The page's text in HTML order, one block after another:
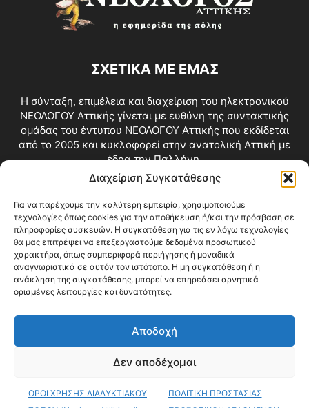
Διαχείριση Συγκατάθεσης
Για να παρέχουμε την καλύτερη εμπειρία, χρησιμοποιούμε
τεχνολογίες όπως cookies για την αποθήκευση ή/και την πρόσβαση σε
πληροφορίες συσκευών. Η συγκατάθεση για τις εν λόγω τεχνολογίες
θα μας επιτρέψει να επεξεργαστούμε δεδομένα προσωπικού
χαρακτήρα, όπως συμπεριφορά περιήγησης ή μοναδικά
αναγνωριστικά σε αυτόν τον ιστότοπο. Η μη συγκατάθεση ή η
ανάκληση της συγκατάθεσης, μπορεί να επηρεάσει αρνητικά
ορισμένες λειτουργίες και δυνατότητες.
Αποδοχή
Δεν αποδέχομαι
ΟΡΟΙ ΧΡΗΣΗΣ ΔΙΑΔΥΚΤΙΑΚΟΥ
ΠΟΛΙΤΙΚΗ ΠΡΟΣΤΑΣΙΑΣ
ΣΧΕΤΙΚΑ ΜΕ ΕΜΑΣ
Η σύνταξη, επιμέλεια και διαχείριση του ηλεκτρονικού
ΝΕΟΛΟΓΟΥ Αττικής γίνεται με ευθύνη της συντακτικής
ομάδας του έντυπου ΝΕΟΛΟΓΟΥ Αττικής που εκδίδεται
από το 2005 και κυκλοφορεί στην ανατολική Αττική με
έδρα την Παλλήνη.
Επικοινωνία:info@neologosattikis.gr
ΑΚΟΛΟΥΘΗΣΕ ΜΑΣ
Videos Όροι Χρήσης
© Copyright 2026 ΝΕΟΛΟΓΟΣ ΑΤΤΙΚΗΣ • All Rights Reserved •